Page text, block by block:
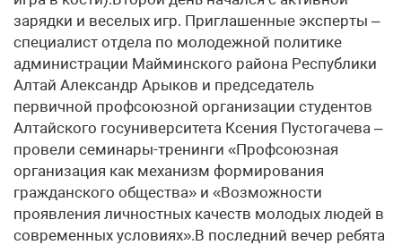
зарядки и веселых игр. Приглашенные эксперты –
специалист отдела по молодежной политике
администрации Майминского района Республики
Алтай Александр Арыков и председатель
первичной профсоюзной организации студентов
Алтайского гос­университета Ксения Пустогачева –
провели семинары-тренинги «Профсоюзная
организация как механизм формирования
гражданского общества» и «Возможности
проявления личностных качеств молодых людей в
современных условиях».В последний вечер ребята